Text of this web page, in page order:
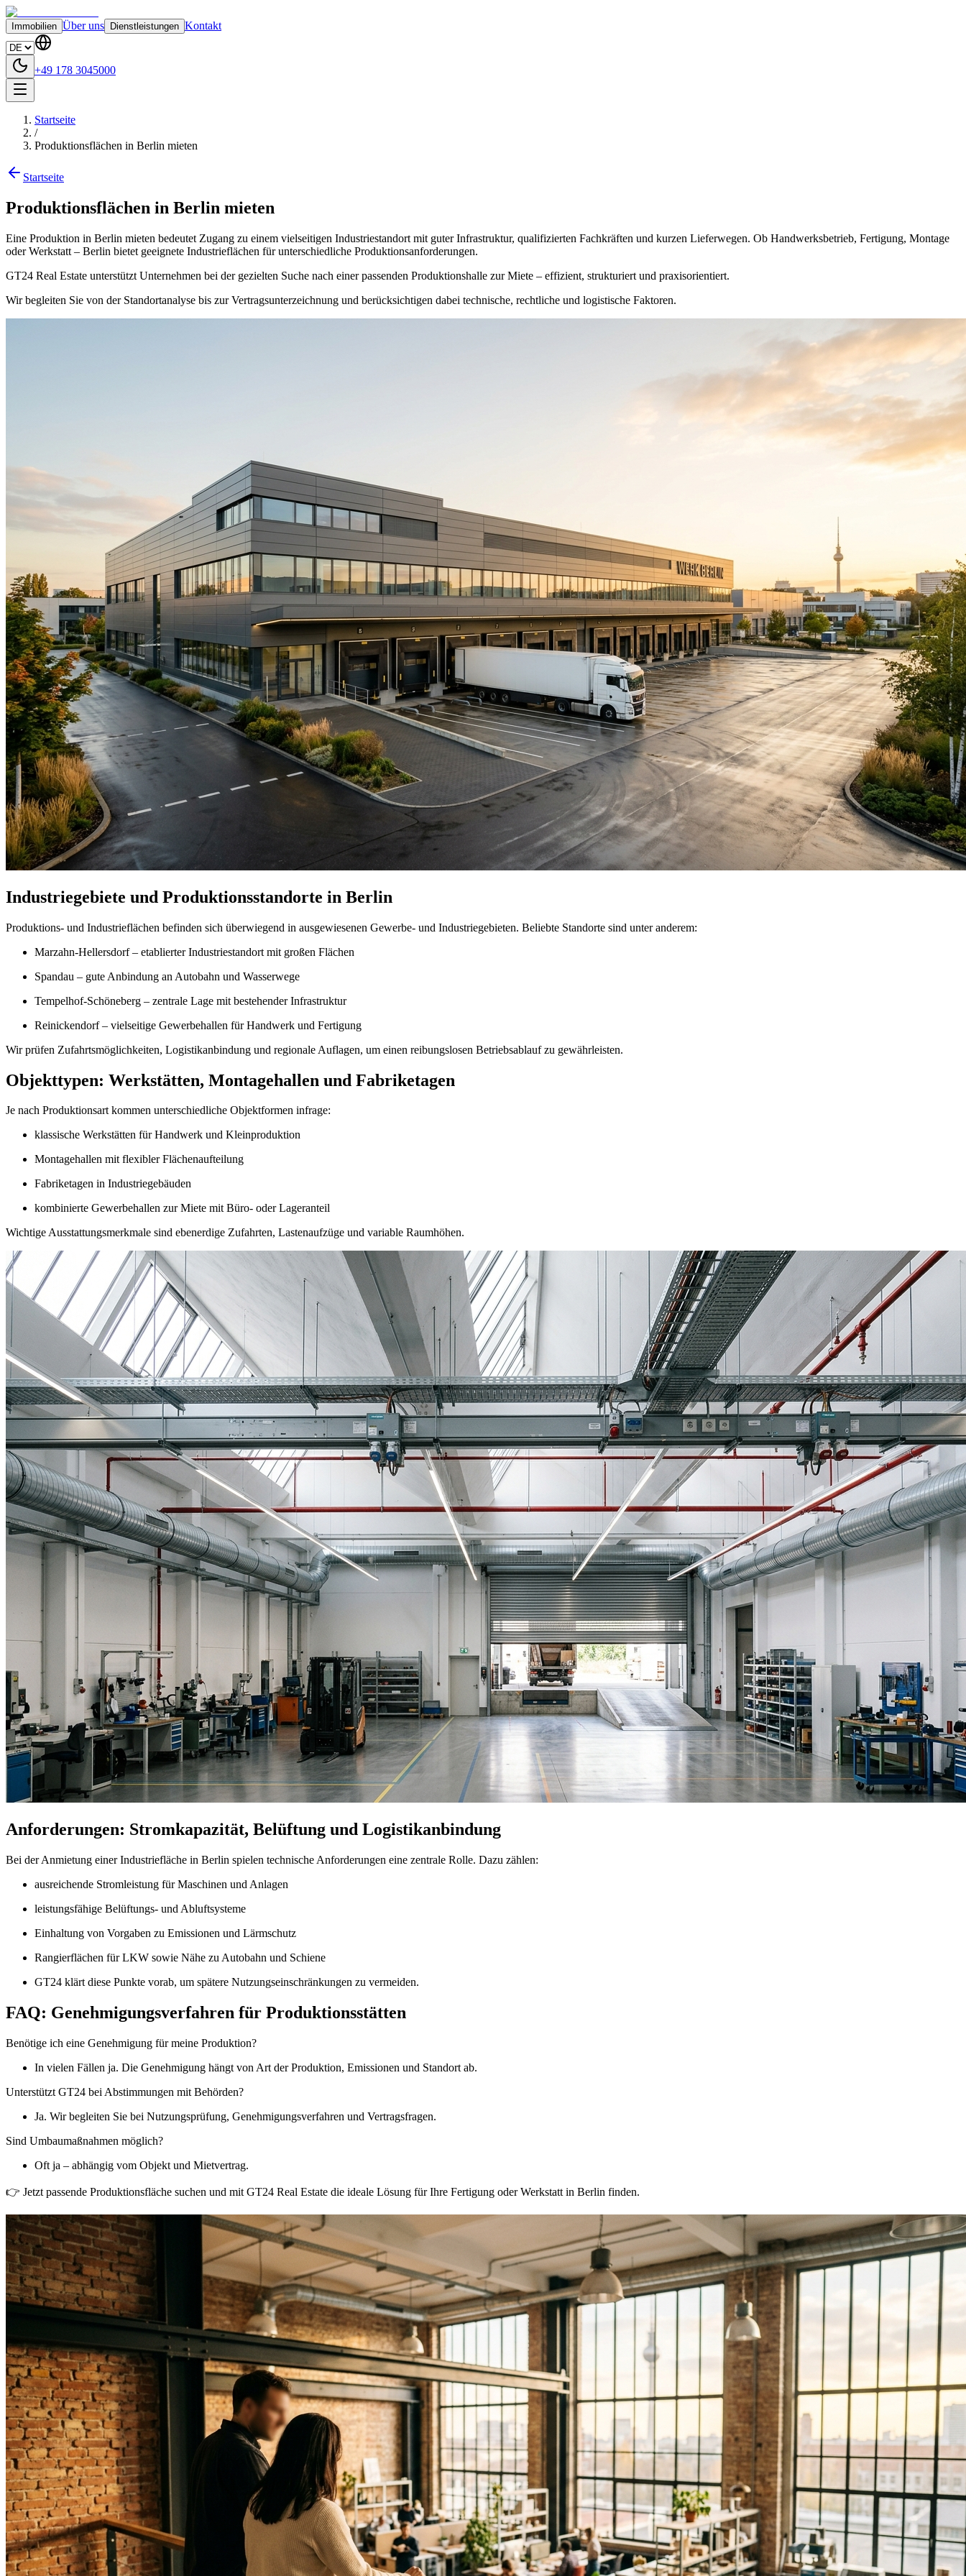
Immobilien Über uns Dienstleistungen Kontakt
+49 178 3045000
Startseite
/
Produktionsflächen in Berlin mieten
Startseite
Produktionsflächen in Berlin mieten
Eine Produktion in Berlin mieten bedeutet Zugang zu einem vielseitigen Industriestandort mit guter Infrastruktur, qualifizierten Fachkräften und kurzen Lieferwegen. Ob Handwerksbetrieb, Fertigung, Montage
oder Werkstatt – Berlin bietet geeignete Industrieflächen für unterschiedliche Produktionsanforderungen.
GT24 Real Estate unterstützt Unternehmen bei der gezielten Suche nach einer passenden Produktionshalle zur Miete – effizient, strukturiert und praxisorientiert.
Wir begleiten Sie von der Standortanalyse bis zur Vertragsunterzeichnung und berücksichtigen dabei technische, rechtliche und logistische Faktoren.
Industriegebiete und Produktionsstandorte in Berlin
Produktions- und Industrieflächen befinden sich überwiegend in ausgewiesenen Gewerbe- und Industriegebieten. Beliebte Standorte sind unter anderem:
Marzahn-Hellersdorf – etablierter Industriestandort mit großen Flächen
Spandau – gute Anbindung an Autobahn und Wasserwege
Tempelhof-Schöneberg – zentrale Lage mit bestehender Infrastruktur
Reinickendorf – vielseitige Gewerbehallen für Handwerk und Fertigung
Wir prüfen Zufahrtsmöglichkeiten, Logistikanbindung und regionale Auflagen, um einen reibungslosen Betriebsablauf zu gewährleisten.
Objekttypen: Werkstätten, Montagehallen und Fabriketagen
Je nach Produktionsart kommen unterschiedliche Objektformen infrage:
klassische Werkstätten für Handwerk und Kleinproduktion
Montagehallen mit flexibler Flächenaufteilung
Fabriketagen in Industriegebäuden
kombinierte Gewerbehallen zur Miete mit Büro- oder Lageranteil
Wichtige Ausstattungsmerkmale sind ebenerdige Zufahrten, Lastenaufzüge und variable Raumhöhen.
Anforderungen: Stromkapazität, Belüftung und Logistikanbindung
Bei der Anmietung einer Industriefläche in Berlin spielen technische Anforderungen eine zentrale Rolle. Dazu zählen:
ausreichende Stromleistung für Maschinen und Anlagen
leistungsfähige Belüftungs- und Abluftsysteme
Einhaltung von Vorgaben zu Emissionen und Lärmschutz
Rangierflächen für LKW sowie Nähe zu Autobahn und Schiene
GT24 klärt diese Punkte vorab, um spätere Nutzungseinschränkungen zu vermeiden.
FAQ: Genehmigungsverfahren für Produktionsstätten
Benötige ich eine Genehmigung für meine Produktion?
In vielen Fällen ja. Die Genehmigung hängt von Art der Produktion, Emissionen und Standort ab.
Unterstützt GT24 bei Abstimmungen mit Behörden?
Ja. Wir begleiten Sie bei Nutzungsprüfung, Genehmigungsverfahren und Vertragsfragen.
Sind Umbaumaßnahmen möglich?
Oft ja – abhängig vom Objekt und Mietvertrag.
👉 Jetzt passende Produktionsfläche suchen und mit GT24 Real Estate die ideale Lösung für Ihre Fertigung oder Werkstatt in Berlin finden.